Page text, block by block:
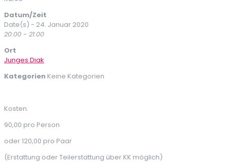
Datum/Zeit
Date(s) - 24. Januar 2020
20:00 - 21:00
Ort
Junges Diak
Kategorien Keine Kategorien
Kosten:
90,00 pro Person
oder 120,00 pro Paar
(Erstattung oder Teilerstattung über KK möglich)